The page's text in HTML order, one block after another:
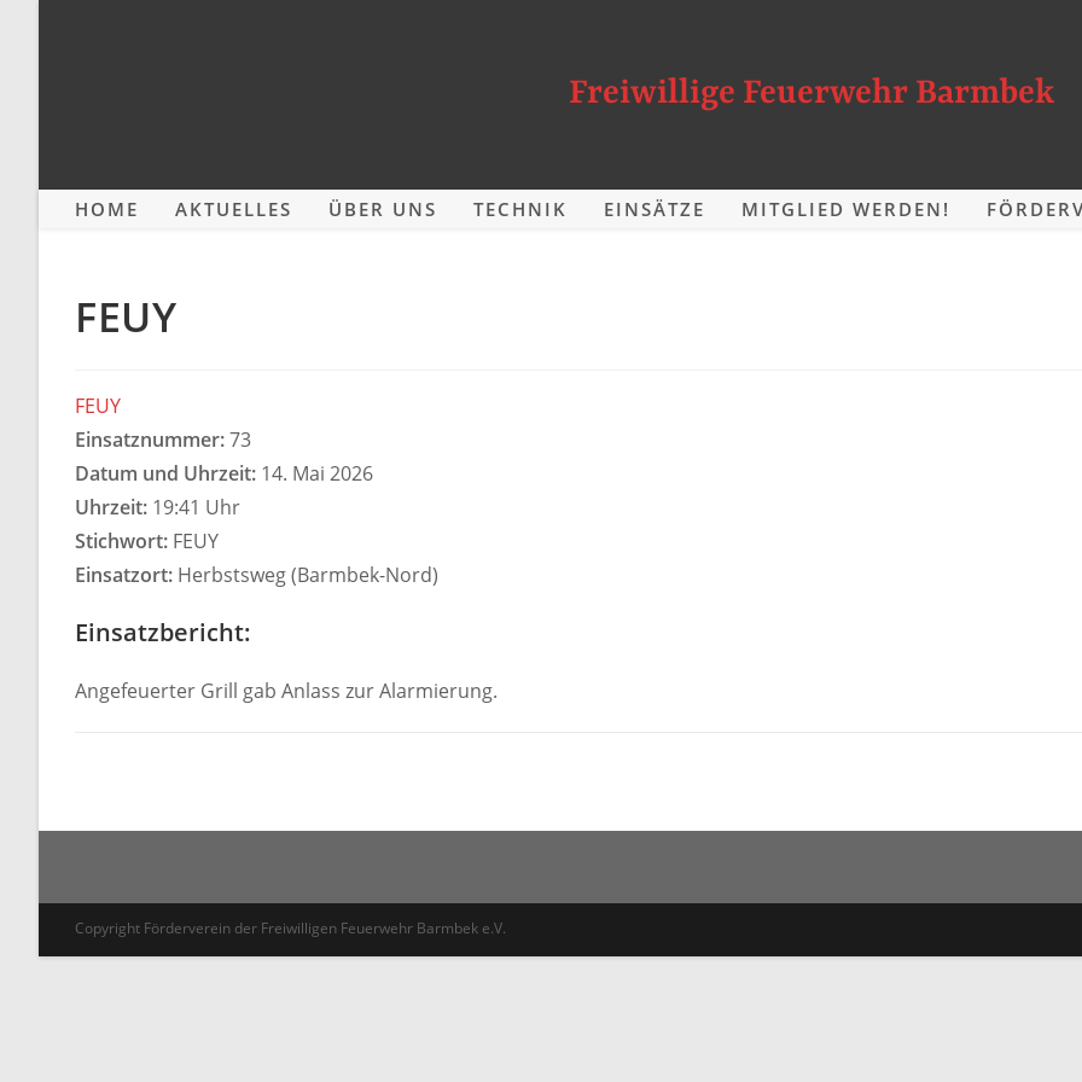
Freiwillige Feuerwehr Barmbek
HOME AKTUELLES ÜBER UNS TECHNIK EINSÄTZE MITGLIED WERDEN!
FEUY
FEUY
Einsatznummer:73
Datum und Uhrzeit: 14. Mai 2026
Uhrzeit: 19:41 Uhr
Stichwort: FEUY
Einsatzort: Herbstsweg (Barmbek-Nord)
Einsatzbericht:
Angefeuerter Grill gab Anlass zur Alarmierung.
Copyright Förderverein der Freiwilligen Feuerwehr Barmbek e.V.